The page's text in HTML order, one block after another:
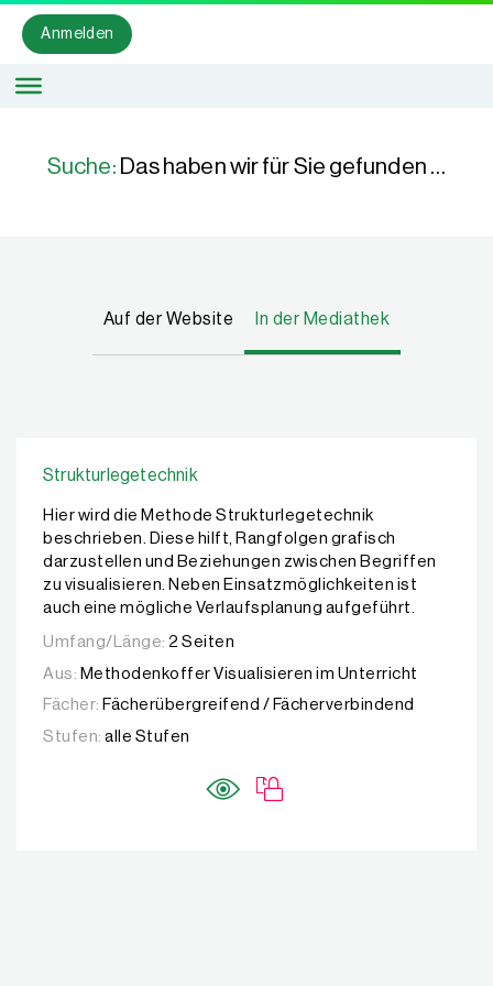
Anmelden
Suche: Das haben wir für Sie gefunden …
Auf der Website In der Mediathek
Strukturlegetechnik
Hier wird die Methode Strukturlegetechnik
beschrieben. Diese hilft, Rangfolgen grafisch
darzustellen und Beziehungen zwischen Begriffen
zu visualisieren. Neben Einsatzmöglichkeiten ist
auch eine mögliche Verlaufsplanung aufgeführt.
Umfang/Länge: 2 Seiten
Aus: Methodenkoffer Visualisieren im Unterricht
Fächer: Fächerübergreifend / Fächerverbindend
Stufen: alle Stufen